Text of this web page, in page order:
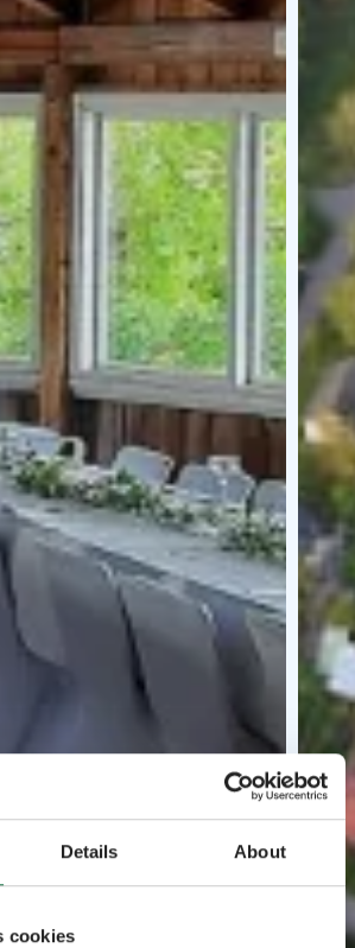
Details About
cookies